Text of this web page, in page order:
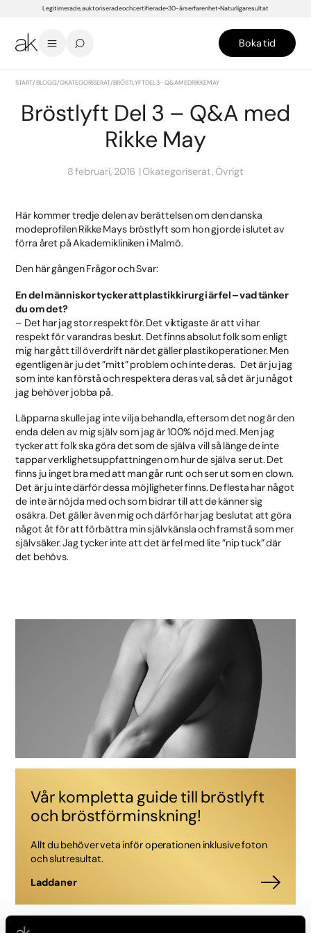
Legitimerade, auktoriserade och certifierade 30-års erfarenhet Naturliga resultat
Boka tid
START/BLOGG/OKATEGORISERAT/BRÖSTLYFT DEL 3 – Q&A MED RIKKE MAY
Bröstlyft Del 3 – Q&A med
Rikke May
8 februari, 2016 Okategoriserat, Övrigt
Här kommer tredje delen av berättelsen om den danska
modeprofilen Rikke Mays bröstlyft som hon gjorde i slutet av
förra året på Akademikliniken i Malmö.
Den här gången Frågor och Svar:
En del människor tycker att plastikkirurgi är fel – vad tänker
du om det?
– Det har jag stor respekt för. Det viktigaste är att vi har
respekt för varandras beslut. Det finns absolut folk som enligt
mig har gått till överdrift när det gäller plastikoperationer. Men
egentligen är ju det ”mitt” problem och inte deras. Det är ju jag
som inte kan förstå och respektera deras val, så det är ju något
jag behöver jobba på.
Läpparna skulle jag inte vilja behandla, eftersom det nog är den
enda delen av mig själv som jag är 100% nöjd med. Men jag
tycker att folk ska göra det som de själva vill så länge de inte
tappar verklighetsuppfattningen om hur de själva ser ut. Det
finns ju inget bra med att man går runt och ser ut som en clown.
Det är ju inte därför dessa möjligheter finns. De flesta har något
de inte är nöjda med och som bidrar till att de känner sig
osäkra. Det gäller även mig och därför har jag beslutat att göra
något åt för att förbättra min självkänsla och framstå som mer
självsäker. Jag tycker inte att det är fel med lite ”nip tuck” där
det behövs.
Vår kompletta guide till bröstlyft
och bröstförminskning!
Allt du behöver veta inför operationen inklusive foton
och slutresultat.
Ladda ner